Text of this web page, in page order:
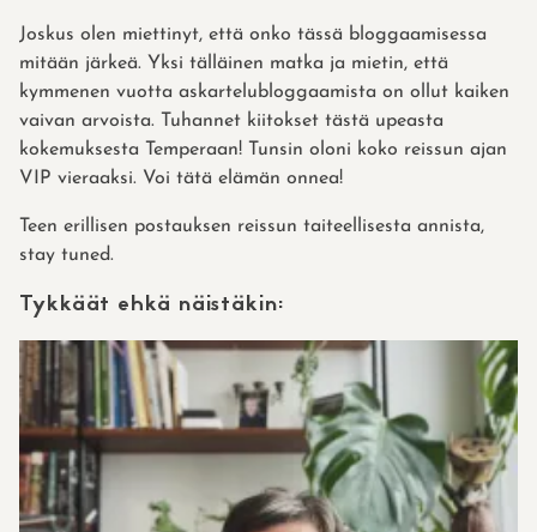
Joskus olen miettinyt, että onko tässä bloggaamisessa
mitään järkeä. Yksi tälläinen matka ja mietin, että
kymmenen vuotta askartelubloggaamista on ollut kaiken
vaivan arvoista. Tuhannet kiitokset tästä upeasta
kokemuksesta Temperaan! Tunsin oloni koko reissun ajan
VIP vieraaksi. Voi tätä elämän onnea!
Teen erillisen postauksen reissun taiteellisesta annista,
stay tuned.
Tykkäät ehkä näistäkin: